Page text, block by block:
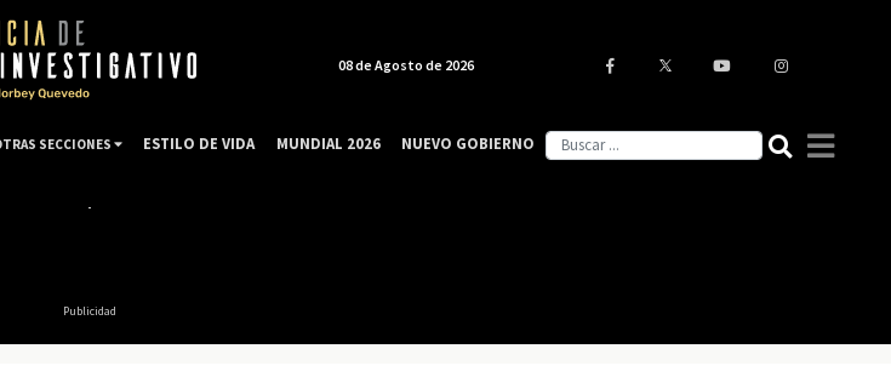
Publicidad
08 de Agosto de 2026
SECCIONES ESTILO DE VIDA MUNDIAL 2026 NUEVO GOBIERNO